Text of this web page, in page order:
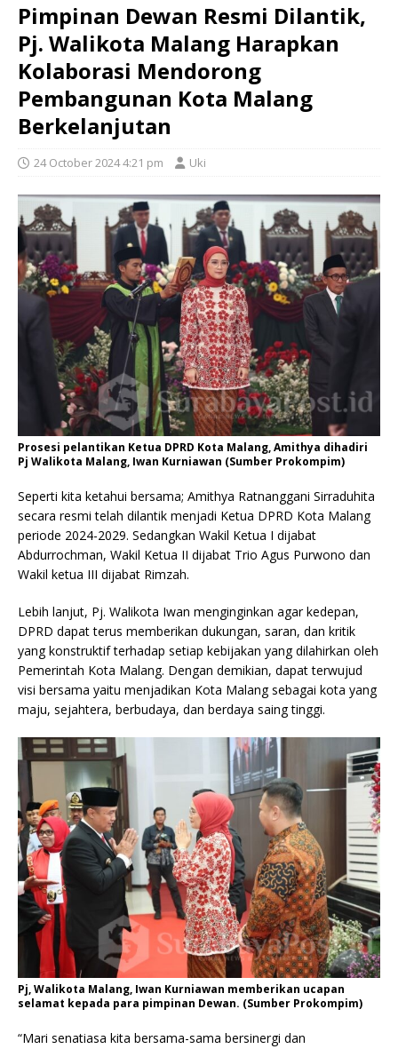
Pimpinan Dewan Resmi Dilantik,
Pj. Walikota Malang Harapkan
Kolaborasi Mendorong
Pembangunan Kota Malang
Berkelanjutan
24 October 2024 4:21 pm Uki
Prosesi pelantikan Ketua DPRD Kota Malang, Amithya dihadiri
Pj Walikota Malang, Iwan Kurniawan (Sumber Prokompim)
Seperti kita ketahui bersama; Amithya Ratnanggani Sirraduhita
secara resmi telah dilantik menjadi Ketua DPRD Kota Malang
periode 2024-2029. Sedangkan Wakil Ketua I dijabat
Abdurrochman, Wakil Ketua II dijabat Trio Agus Purwono dan
Wakil ketua III dijabat Rimzah.
Lebih lanjut, Pj. Walikota Iwan menginginkan agar kedepan,
DPRD dapat terus memberikan dukungan, saran, dan kritik
yang konstruktif terhadap setiap kebijakan yang dilahirkan oleh
Pemerintah Kota Malang. Dengan demikian, dapat terwujud
visi bersama yaitu menjadikan Kota Malang sebagai kota yang
maju, sejahtera, berbudaya, dan berdaya saing tinggi.
Pj, Walikota Malang, Iwan Kurniawan memberikan ucapan
selamat kepada para pimpinan Dewan. (Sumber Prokompim)
“Mari senatiasa kita bersama-sama bersinergi dan